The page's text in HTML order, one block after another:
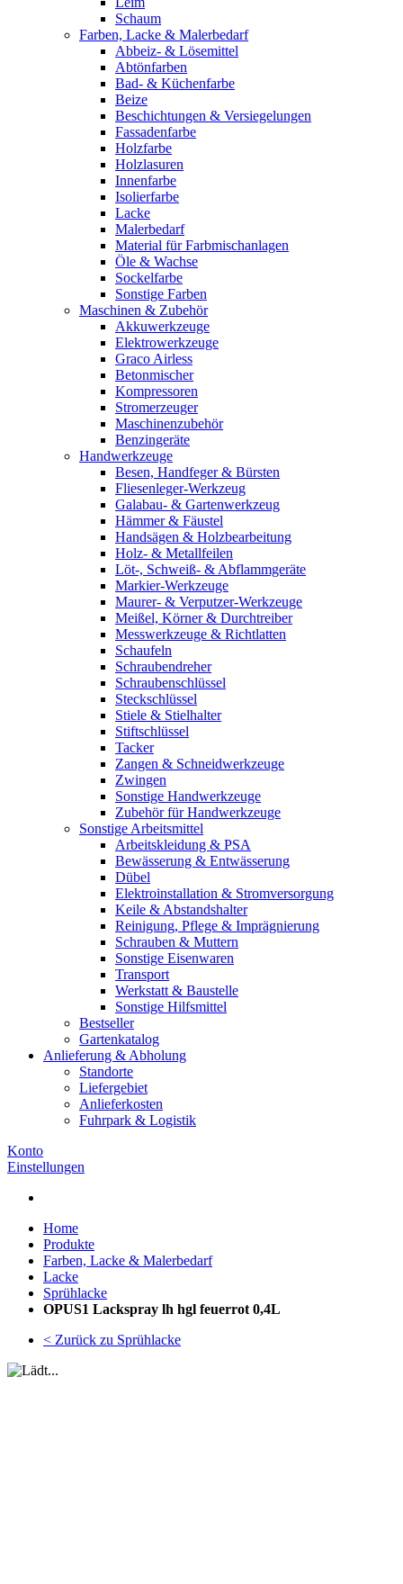
Schaum
Farben, Lacke & Malerbedarf
Abbeiz- & Lösemittel
Abtönfarben
Bad- & Küchenfarbe
Beize
Beschichtungen & Versiegelungen
Fassadenfarbe
Holzfarbe
Holzlasuren
Innenfarbe
Isolierfarbe
Lacke
Malerbedarf
Material für Farbmischanlagen
Öle & Wachse
Sockelfarbe
Sonstige Farben
Maschinen & Zubehör
Akkuwerkzeuge
Elektrowerkzeuge
Graco Airless
Betonmischer
Kompressoren
Stromerzeuger
Maschinenzubehör
Benzingeräte
Handwerkzeuge
Besen, Handfeger & Bürsten
Fliesenleger-Werkzeug
Galabau- & Gartenwerkzeug
Hämmer & Fäustel
Handsägen & Holzbearbeitung
Holz- & Metallfeilen
Löt-, Schweiß- & Abflammgeräte
Markier-Werkzeuge
Maurer- & Verputzer-Werkzeuge
Meißel, Körner & Durchtreiber
Messwerkzeuge & Richtlatten
Schaufeln
Schraubendreher
Schraubenschlüssel
Steckschlüssel
Stiele & Stielhalter
Stiftschlüssel
Tacker
Zangen & Schneidwerkzeuge
Zwingen
Sonstige Handwerkzeuge
Zubehör für Handwerkzeuge
Sonstige Arbeitsmittel
Arbeitskleidung & PSA
Bewässerung & Entwässerung
Dübel
Elektroinstallation & Stromversorgung
Keile & Abstandshalter
Reinigung, Pflege & Imprägnierung
Schrauben & Muttern
Sonstige Eisenwaren
Transport
Werkstatt & Baustelle
Sonstige Hilfsmittel
Bestseller
Gartenkatalog
Anlieferung & Abholung
Standorte
Liefergebiet
Anlieferkosten
Fuhrpark & Logistik
Konto
Einstellungen
Home
Produkte
Farben, Lacke & Malerbedarf
Lacke
Sprühlacke
OPUS1 Lackspray lh hgl feuerrot 0,4L
< Zurück zu Sprühlacke